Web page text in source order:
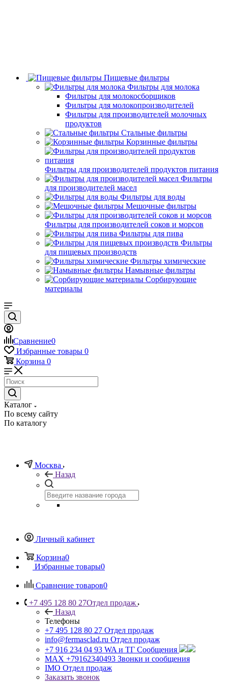
Пищевые фильтры
Фильтры для молока
Фильтры для молокосборщиков
Фильтры для молокопроизводителей
Фильтры для производителей молочных
продуктов
Стальные фильтры
Корзинные фильтры
Фильтры для производителей продуктов питания
Фильтры
для производителей масел
Фильтры для воды
Мешочные фильтры
Фильтры для производителей соков и морсов
Фильтры для пива
Фильтры
для пищевых производств
Фильтры химические
Намывные фильтры
Сорбирующие
материалы
Сравнение0
Избранные товары 0
Корзина 0
Каталог
По всему сайту
По каталогу
Москва
Назад
Личный кабинет
Корзина0
Избранные товары0
Сравнение товаров0
+7 495 128 80 27Отдел продаж
Назад
Телефоны
+7 495 128 80 27 Отдел продаж
info@fermasclad.ru Отдел продаж
+7 916 234 04 93 WA и ТГ Сообщения
MAX +79162340493 Звонки и сообщения
IMO Отдел продаж
Заказать звонок